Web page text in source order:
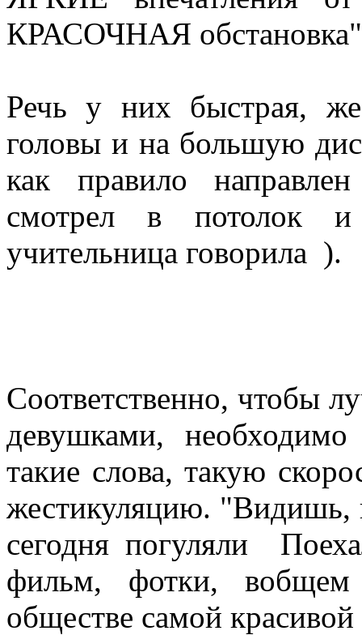
КРАСОЧНАЯ
Речь у них быстрая,
головы и на большую
как правило
смотрел в потолок
учительница говорила ).
Соответственно, чтобы
девушками,
такие слова, такую
жестикуляцию. "Видишь,
сегодня погуляли
фильм, фотки,
обществе самой